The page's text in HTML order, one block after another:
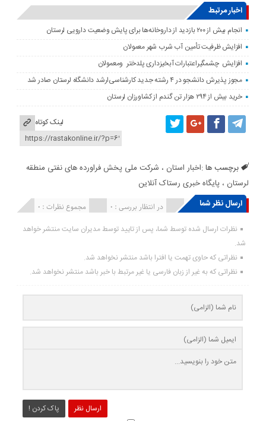
اخبار مرتبط
انجام بیش از ۲۰۰ بازدید از داروخانه‌ها برای پایش وضعیت دارویی لرستان
افزایش ظرفیت تأمین آب شرب شهر معمولان
افزایش چشمگیراعتبارات آبخیزداری پلدختر ومعمولان
مجوز پذیرش دانشجو در ۴ رشته جدید کارشناسی‌ارشد دانشگاه لرستان صادر شد
خرید بیش از ۲۹۴ هزار تن گندم از کشاورزان لرستان
لینک کوتاه
برچسب ها :اخبار استان ، شرکت ملی پخش فراورده های نفتی منطقه
لرستان ، پایگاه خبری رستاک آنلاین
ارسال نظر شما
مجموع نظرات : 0 در انتظار بررسی : 0 انتشار یافته : ۰
نظرات ارسال شده توسط شما، پس از تایید توسط مدیران سایت منتشر خواهد
شد.
نظراتی که حاوی تهمت یا افترا باشد منتشر نخواهد شد.
نظراتی که به غیر از زبان فارسی یا غیر مرتبط با خبر باشد منتشر نخواهد شد.
ارسال نظر پاک کردن !